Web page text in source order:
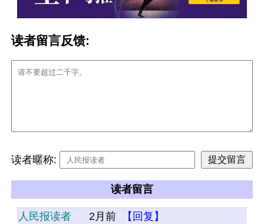
读者留言反馈:
读者暱称:
读者留言
人民报读者 2月前
【回复】